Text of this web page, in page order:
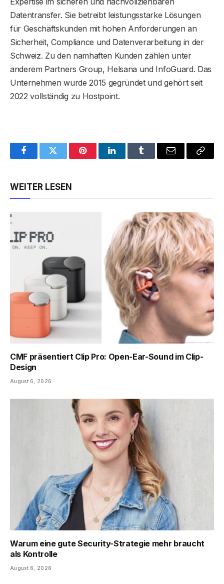
Datentransfer. Sie betreibt leistungsstarke Lösungen
für Geschäftskunden mit hohen Anforderungen an
Sicherheit, Compliance und Datenverarbeitung in der
Schweiz. Zu den namhaften Kunden zählen unter
anderem Partners Group, Helsana und InfoGuard. Das
Unternehmen wurde 2015 gegründet und gehört seit
2022 vollständig zu Hostpoint.
FacebookTwitter PinterestLinkedInTumblr Email
Copy
WEITER LESEN
CMF präsentiert Clip Pro: Open-Ear-Sound im Clip-
Design
August 6, 2026
Warum eine gute Security-Strategie mehr braucht
als Kontrolle
August 6, 2026